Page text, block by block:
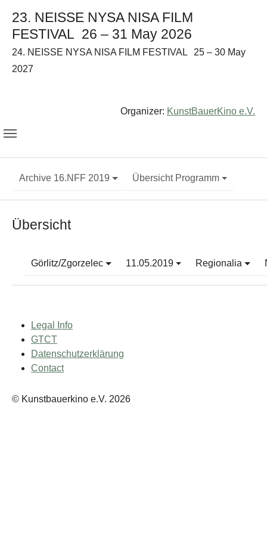
23. NEISSE NYSA NISA FILM
FESTIVAL 26 – 31 May 2026
24. NEISSE NYSA NISA FILM FESTIVAL
25 – 30 May
2027
Organizer: KunstBauerKino e.V.
Archive 16.NFF 2019 Übersicht Programm
Übersicht
Görlitz/Zgorzelec 11.05.2019 Regionalia
Legal Info
GTCT
Datenschutzerklärung
Contact
© Kunstbauerkino e.V. 2026